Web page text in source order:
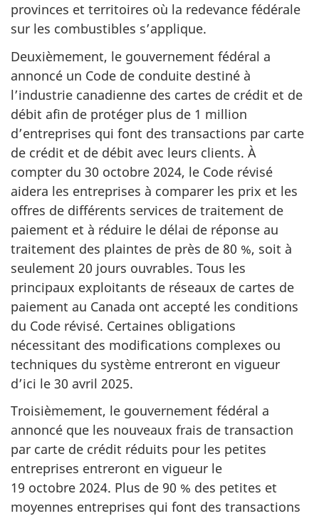
provinces et territoires où la redevance fédérale
sur les combustibles s’applique.
Deuxièmement, le gouvernement fédéral a
annoncé un Code de conduite destiné à
l’industrie canadienne des cartes de crédit et de
débit afin de protéger plus de 1 million
d’entreprises qui font des transactions par carte
de crédit et de débit avec leurs clients. À
compter du 30 octobre 2024, le Code révisé
aidera les entreprises à comparer les prix et les
offres de différents services de traitement de
paiement et à réduire le délai de réponse au
traitement des plaintes de près de 80 %, soit à
seulement 20 jours ouvrables. Tous les
principaux exploitants de réseaux de cartes de
paiement au Canada ont accepté les conditions
du Code révisé. Certaines obligations
nécessitant des modifications complexes ou
techniques du système entreront en vigueur
d’ici le 30 avril 2025.
Troisièmement, le gouvernement fédéral a
annoncé que les nouveaux frais de transaction
par carte de crédit réduits pour les petites
entreprises entreront en vigueur le
19 octobre 2024. Plus de 90 % des petites et
moyennes entreprises qui font des transactions